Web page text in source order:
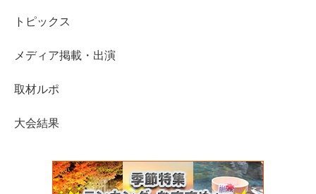
トピックス
メディア掲載・出演
取材ルポ
大会結果